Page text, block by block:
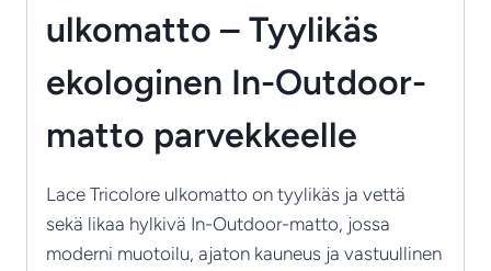
ulkomatto – Tyylikäs
ekologinen In-Outdoor-
matto parvekkeelle
Lace Tricolore ulkomatto on tyylikäs ja vettä
sekä likaa hylkivä In-Outdoor-matto, jossa
moderni muotoilu, ajaton kauneus ja vastuullinen